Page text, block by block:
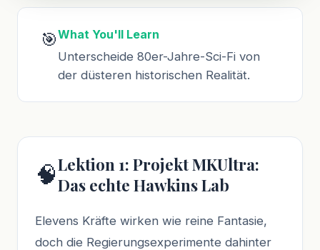
🎯What You'll Learn
Unterscheide 80er-Jahre-Sci-Fi von
der düsteren historischen Realität.
🧠Lektion 1: Projekt MKUltra:
Das echte Hawkins Lab
Elevens Kräfte wirken wie reine Fantasie,
doch die Regierungsexperimente dahinter